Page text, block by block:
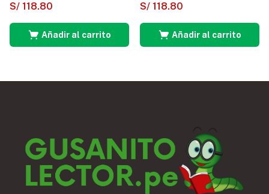
S/ 118.80
Añadir al carrito
S/ 118.80
Añadir al carrito